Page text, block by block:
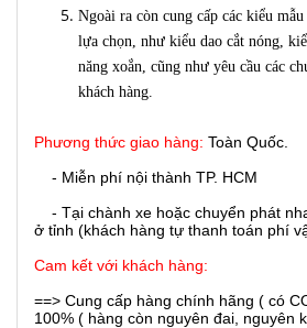
Ngoài ra còn cung cấp các kiểu
lựa chọn, như kiểu dao cắt nóng,
năng xoắn, cũng như yêu cầu các
khách hàng.
Phương thức giao hàng: Toàn Quốc.
- Miễn phí nội thành TP. HCM
- Tại chành xe hoặc chuyển phát
ở tỉnh (khách hàng tự thanh toán phí
Cam kết với khách hàng:
==> Cung cấp hàng chính hãng ( có
100% ( hàng còn nguyên đai, nguyên